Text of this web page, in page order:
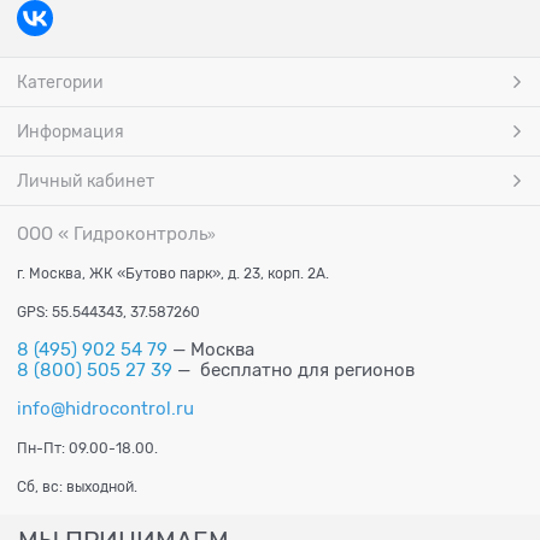
Категории
Информация
Личный кабинет
ООО « Гидроконтроль»
г. Москва, ЖК «Бутово парк», д. 23, корп. 2А.
GPS: 55.544343, 37.587260
8 (495) 902 54 79 — Москва
8 (800) 505 27 39 — бесплатно для регионов
info@hidrocontrol.ru
Пн-Пт: 09.00-18.00.
Сб, вс: выходной.